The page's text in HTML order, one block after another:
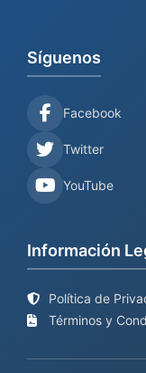
Síguenos
Facebook
Twitter
YouTube
Información
Política de
Términos y